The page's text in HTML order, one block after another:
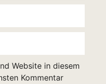
Website in diesem
Kommentar